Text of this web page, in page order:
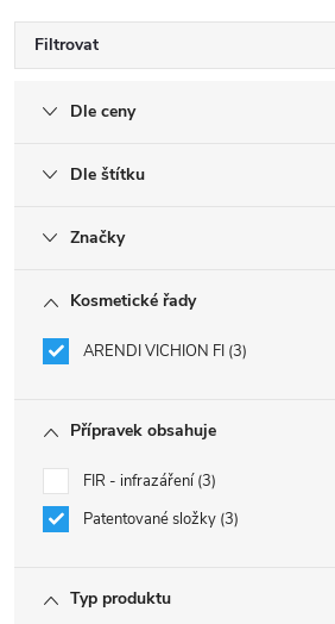
Filtrovat
Dle ceny
Dle štítku
Značky
Kosmetické řady
ARENDI VICHION FI 3
Přípravek obsahuje
FIR - infrazáření 3
Patentované složky 3
Typ produktu